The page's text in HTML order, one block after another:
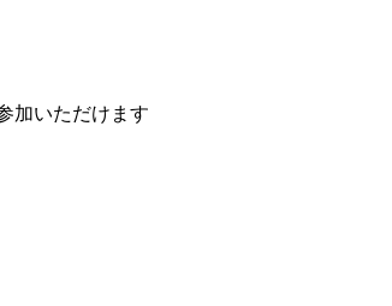
加いただけます